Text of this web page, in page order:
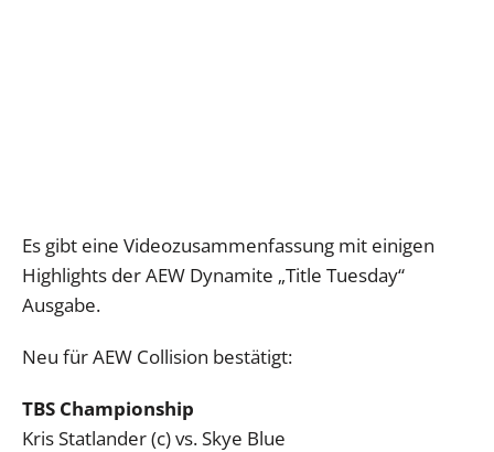
Es gibt eine Videozusammenfassung mit einigen
Highlights der AEW Dynamite „Title Tuesday“
Ausgabe.
Neu für AEW Collision bestätigt:
TBS Championship
Kris Statlander (c) vs. Skye Blue